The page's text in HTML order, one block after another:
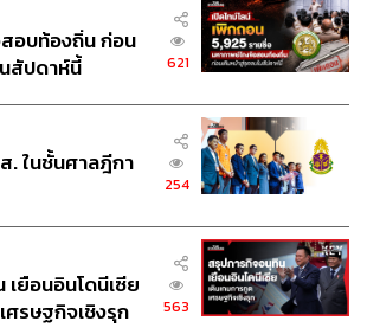
เราจะค้นพบวัสดุใหม่ๆ สำหรับใช้ใน
รี่ที่ปลอดภัยและเป็นมิตรต่อสิ่ง
ยนและการขนส่งที่ยั่งยืนมากขึ้น
ออน (Li-ion) มีน้ำหนักเบาและมี
ป็นต้องใช้โคบอลต์และนิกเกิล ซึ่งเป็น
งเรื่อยๆ และอาจเป็นอันตรายต่อสิ่ง
ไม่ถูกวิธี
อบท้องถิ่น ก่อน
สัปดาห์นี้
621
. ในชั้นศาลฎีกา
254
ยือนอินโดนีเซีย
ศรษฐกิจเชิงรุก
563